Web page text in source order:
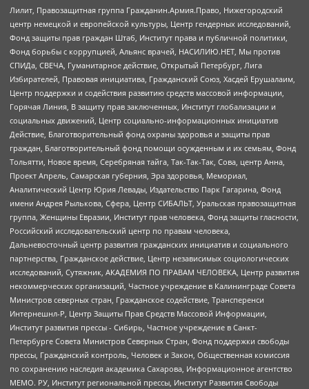
Лилит, Правозащитная группа Гражданин.Армия.Право, Нижегородский
центр немецкой и европейской культуры, Центр гендерных исследований,
Фонд защиты прав граждан Штаб, Институт права и публичной политики,
Фонд борьбы с коррупцией, Альянс врачей, НАСИЛИЮ.НЕТ, Мы против
СПИДа, СВЕЧА, Гуманитарное действие, Открытый Петербург, Лига
Избирателей, Правовая инициатива, Гражданский Союз, Хасдей Ерушалаим,
Центр поддержки и содействия развитию средств массовой информации,
Горячая Линия, В защиту прав заключенных, Институт глобализации и
социальных движений, Центр социально-информационных инициатив
Действие, Благотворительный фонд охраны здоровья и защиты прав
граждан, Благотворительный фонд помощи осужденным и их семьям, Фонд
Тольятти, Новое время, Серебряная тайга, Так-Так-Так, Сова, центр Анна,
Проект Апрель, Самарская губерния, Эра здоровья, Мемориал,
Аналитический Центр Юрия Левады, Издательство Парк Гагарина, Фонд
имени Андрея Рылькова, Сфера, Центр СИБАЛЬТ, Уральская правозащитная
группа, Женщины Евразии, Институт прав человека, Фонд защиты гласности,
Российский исследовательский центр по правам человека,
Дальневосточный центр развития гражданских инициатив и социального
партнерства, Гражданское действие, Центр независимых социологических
исследований, Сутяжник, АКАДЕМИЯ ПО ПРАВАМ ЧЕЛОВЕКА, Центр развития
некоммерческих организаций, Частное учреждение в Калининграде Совета
Министров северных стран, Гражданское содействие, Трансперенси
Интернешнл-Р, Центр Защиты Прав Средств Массовой Информации,
Институт развития прессы - Сибирь, Частное учреждение в Санкт-
Петербурге Совета Министров Северных Стран, Фонд поддержки свободы
прессы, Гражданский контроль, Человек и Закон, Общественная комиссия
по сохранению наследия академика Сахарова, Информационное агентство
МЕМО. РУ, Институт региональной прессы, Институт Развития Свободы